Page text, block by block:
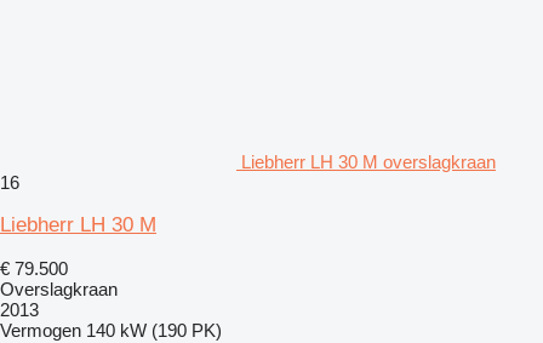
Liebherr LH 30 M overslagkraan
16
Liebherr LH 30 M
€ 79.500
Overslagkraan
2013
Vermogen 140 kW (190 PK)